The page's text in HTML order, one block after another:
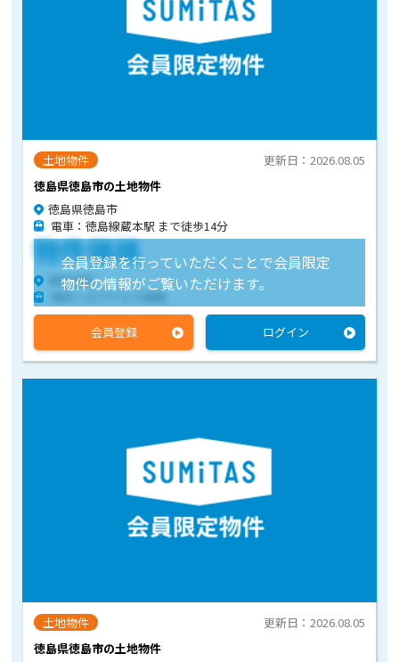
土地物件
徳島県徳島市の土地物件
更新日：2026.08.05
徳島県徳島市
電車：徳島線蔵本駅 まで徒歩14分
会員登録を行っていただくことで会員限定
物件の情報がご覧いただけます。
物件価格
物件住所
会員登録 ログイン
土地物件
徳島県徳島市の土地物件
更新日：2026.08.05